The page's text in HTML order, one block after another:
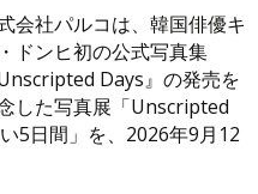
会社パルコは、韓国俳優キ
ドンヒ初の公式写真集
Unscripted Days』の発売を
した写真展「Unscripted
5日間」を、2026年9月12